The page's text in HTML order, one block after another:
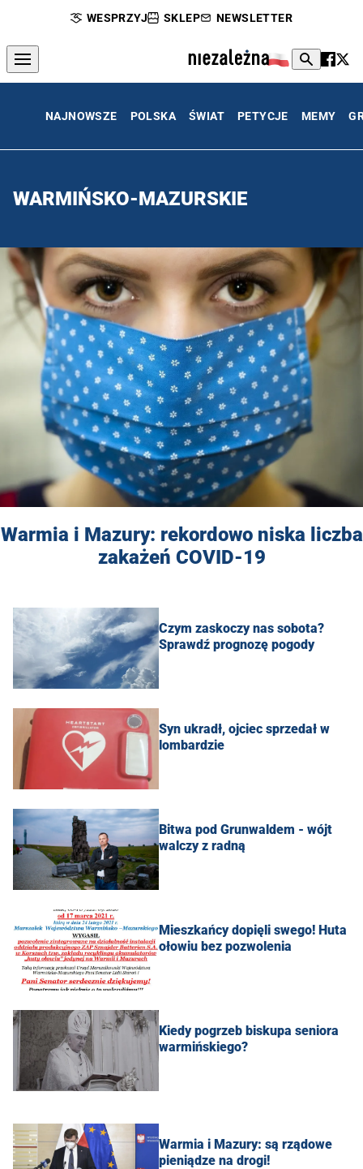
WESPRZYJ SKLEP NEWSLETTER
NAJNOWSZE POLSKA ŚWIAT PETYCJE MEMY
WARMIŃSKO-MAZURSKIE
Warmia i Mazury: rekordowo niska liczba
zakażeń COVID-19
Czym zaskoczy nas sobota?
Sprawdź prognozę pogody
Syn ukradł, ojciec sprzedał w
lombardzie
Bitwa pod Grunwaldem - wójt
walczy z radną
Mieszkańcy dopięli swego! Huta
ołowiu bez pozwolenia
Kiedy pogrzeb biskupa seniora
warmińskiego?
Warmia i Mazury: są rządowe
pieniądze na drogi!